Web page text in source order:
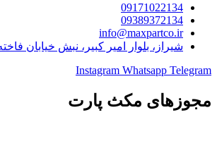
09171022134
09389372134
info@maxpartco.ir
شیراز، بلوار امیر کبیر، نبش خیابان
Instagram Whatsapp Telegram
مجوزهای مکث پارت